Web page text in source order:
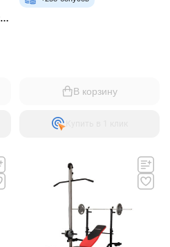
В корзину
Купить в 1 клик